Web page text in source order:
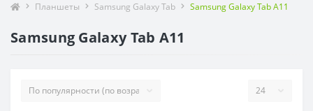
Планшеты Samsung Galaxy Tab Samsung Galaxy Tab A11
Samsung Galaxy Tab A11